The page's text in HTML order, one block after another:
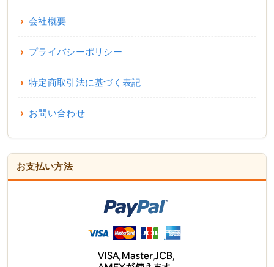
会社概要
プライバシーポリシー
特定商取引法に基づく表記
お問い合わせ
お支払い方法